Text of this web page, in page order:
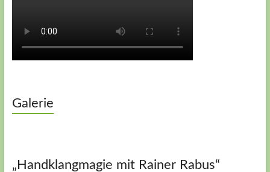
Galerie
„Handklangmagie mit Rainer Rabus“